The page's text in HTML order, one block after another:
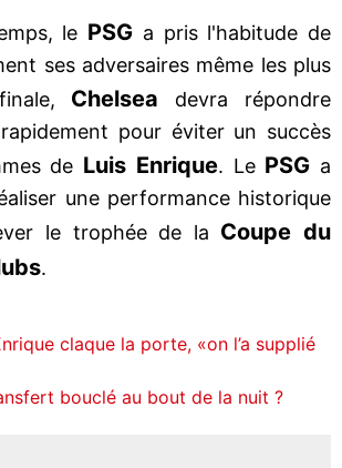
le PSG a pris l'habitude de
ses adversaires même les plus
Chelsea
devra répondre
pour éviter un succès
de Luis Enrique. Le PSG a
une performance historique
le trophée de la Coupe du
.
claque la porte, «on l’a supplié
bouclé au bout de la nuit ?